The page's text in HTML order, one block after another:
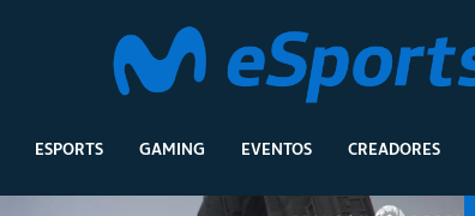
ESPORTS GAMING EVENTOS CREADORES